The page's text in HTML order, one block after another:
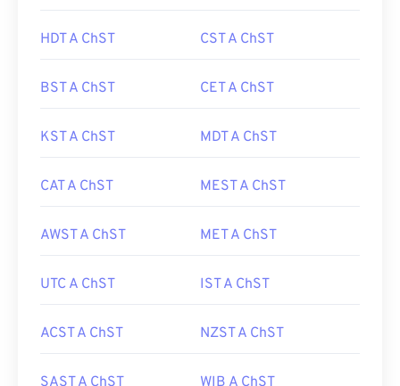
HDT A ChST CST A ChST
BST A ChST CET A ChST
KST A ChST MDT A ChST
CAT A ChST MEST A ChST
AWST A ChST MET A ChST
UTC A ChST IST A ChST
ACST A ChST NZST A ChST
SAST A ChST WIB A ChST